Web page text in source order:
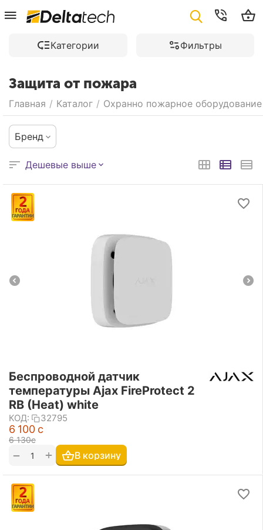
Категории Фильтры
Защита от пожара
Главная / Каталог / Охранно пожарное оборудование
Бренд
Дешевые выше
Беспроводной датчик
температуры Ajax FireProtect 2
RB (Heat) white
КОД: 32795
6 100 с
6 130с
+
− В корзину